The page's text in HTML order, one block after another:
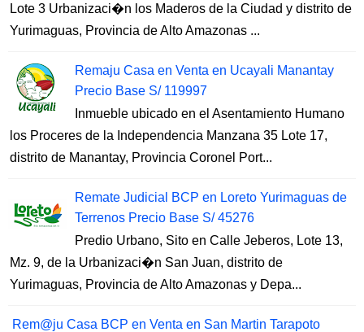
Lote 3 Urbanizaci�n los Maderos de la Ciudad y distrito de
Yurimaguas, Provincia de Alto Amazonas ...
Remaju Casa en Venta en Ucayali Manantay
Precio Base S/ 119997
Inmueble ubicado en el Asentamiento Humano
los Proceres de la Independencia Manzana 35 Lote 17,
distrito de Manantay, Provincia Coronel Port...
Remate Judicial BCP en Loreto Yurimaguas de
Terrenos Precio Base S/ 45276
Predio Urbano, Sito en Calle Jeberos, Lote 13,
Mz. 9, de la Urbanizaci�n San Juan, distrito de
Yurimaguas, Provincia de Alto Amazonas y Depa...
Rem@ju Casa BCP en Venta en San Martin Tarapoto